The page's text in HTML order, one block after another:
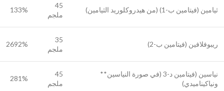
ثيامين (فيتامين ب-1) (من هيدروكلوريد الثيامين)
45
ملجم
133%
ريبوفلافين (فيتامين ب-2)
35
ملجم
2692%
نياسين (فيتامين د-3 (في صورة النياسين**
ونياكيناميدي)
45
ملجم
281%